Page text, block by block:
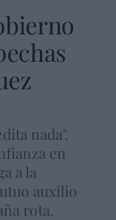
nada".
en
a la
auxilio
rota.